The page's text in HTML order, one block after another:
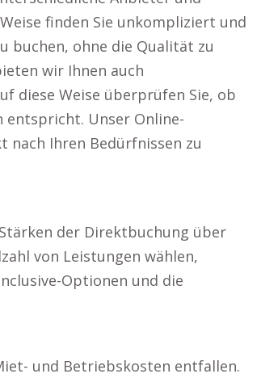
finden Sie unkompliziert und
buchen, ohne die Qualität zu
wir Ihnen auch
diese Weise überprüfen Sie, ob
entspricht. Unser Online-
nach Ihren Bedürfnissen zu
der Direktbuchung über
von Leistungen wählen,
Optionen und die
und Betriebskosten entfallen.